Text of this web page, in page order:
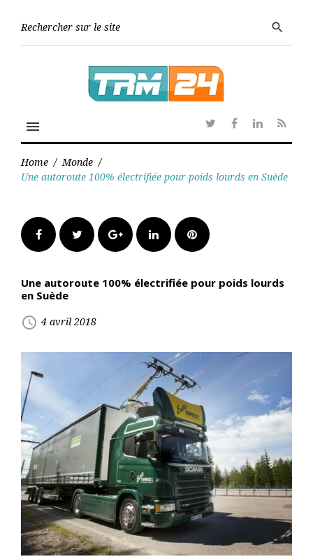
search
menu
TwitterFacebook
Linkedin
RSS
Home / Monde /
Une autoroute 100% électrifiée pour poids lourds en Suède
FacebookTwitter Google+LinkedInPinterest
Une autoroute 100% électrifiée pour poids lourds
en Suède
access_time 4 avril 2018